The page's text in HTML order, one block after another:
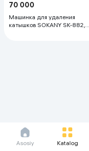
70 000
Машинка для удаления
катышков SOKANY SK-882,
Asosiy Katalog